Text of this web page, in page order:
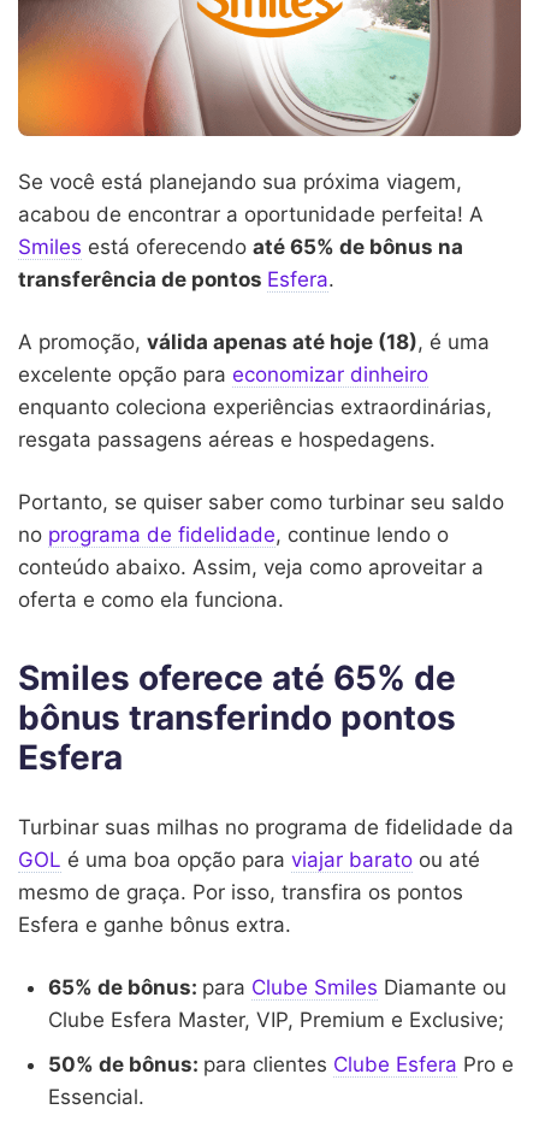
Se você está planejando sua próxima viagem,
acabou de encontrar a oportunidade perfeita! A
Smiles está oferecendo até 65% de bônus na
transferência de pontos Esfera.
A promoção, válida apenas até hoje (18), é uma
excelente opção para economizar dinheiro
enquanto coleciona experiências extraordinárias,
resgata passagens aéreas e hospedagens.
Portanto, se quiser saber como turbinar seu saldo
no programa de fidelidade, continue lendo o
conteúdo abaixo. Assim, veja como aproveitar a
oferta e como ela funciona.
Smiles oferece até 65% de
bônus transferindo pontos
Esfera
Turbinar suas milhas no programa de fidelidade da
GOL é uma boa opção para viajar barato ou até
mesmo de graça. Por isso, transfira os pontos
Esfera e ganhe bônus extra.
65% de bônus: para Clube Smiles Diamante ou
Clube Esfera Master, VIP, Premium e Exclusive;
50% de bônus: para clientes Clube Esfera Pro e
Essencial.